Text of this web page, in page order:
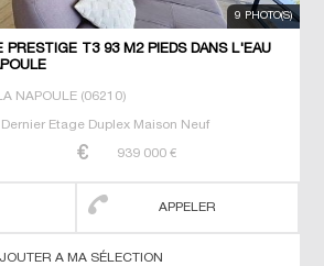
9 PHOTO(S)
PRESTIGE T3 93 M2 PIEDS DANS L'EAU
NAPOULE(06210)
Etage Duplex Maison Neuf
939 000 €
APPELER
A MA SÉLECTION